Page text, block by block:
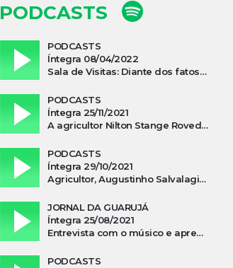
PODCASTS
PODCASTS
Íntegra 08/04/2022
Sala de Visitas: Diante dos fatos que influenciam a economia o que podemos esperar de 2022
PODCASTS
Íntegra 25/11/2021
A agricultor Nilton Stange Roveda, afirma ter recebido ajuda espiritual durante acidente
PODCASTS
Íntegra 29/10/2021
Agricultor, Augustinho Salvalagio, relata sobre aparição do Cavaleiro Negro no Rio das Furnas
JORNAL DA GUARUJÁ
Íntegra 25/08/2021
Entrevista com o músico e apresentador, Lismael Ferrareis, no Cidade e Campo
PODCASTS